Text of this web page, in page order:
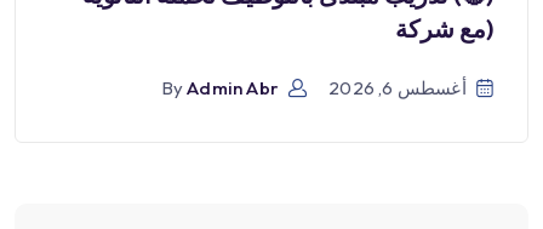
(مع شركة
أغسطس 6, 2026 ByAdmin Abr